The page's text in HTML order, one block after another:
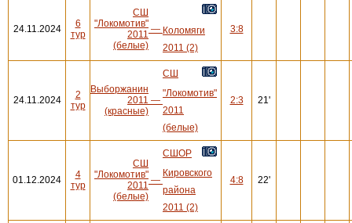
24.11.2024
6
тур
СШ
"Локомотив"
2011
(белые)
— Коломяги
2011 (2)
3:8
24.11.2024
2
тур
Выборжанин
2011
(красные)
—
СШ
"Локомотив"
2011
(белые)
2:3 21'
01.12.2024
4
тур
СШ
"Локомотив"
2011
(белые)
—
СШОР
Кировского
района
2011 (2)
4:8 22'